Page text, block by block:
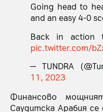
Going head to
and an easy 4-0
Back in action
pic.twitter.com/
— TUNDRA
11, 2023
Финансово
Саудитска Арабия се